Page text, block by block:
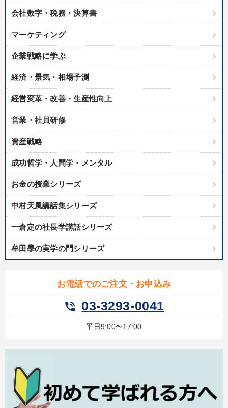
会社数字・税務・決算書
マーケティング
企業戦略に学ぶ
経済・景気・相場予測
経営変革・改善・生産性向上
営業・社員研修
資産戦略
成功哲学・人間学・メンタル
お金の授業シリーズ
中村天風講話集シリーズ
一倉定の社長学講話シリーズ
牟田學の実学の門シリーズ
お電話でのご注文・お申込み
phone_in_talk 03-3293-0041
平日9:00〜17:00